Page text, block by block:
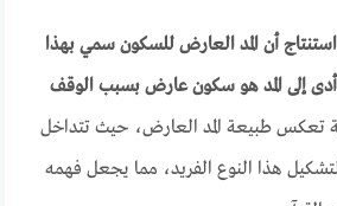
أن المد العارض للسكون سمي بهذا
إلى المد هو سكون عارض بسبب الوقف
تعكس طبيعة المد العارض، حيث تتداخل
هذا النوع الفريد، مما يجعل فهمه